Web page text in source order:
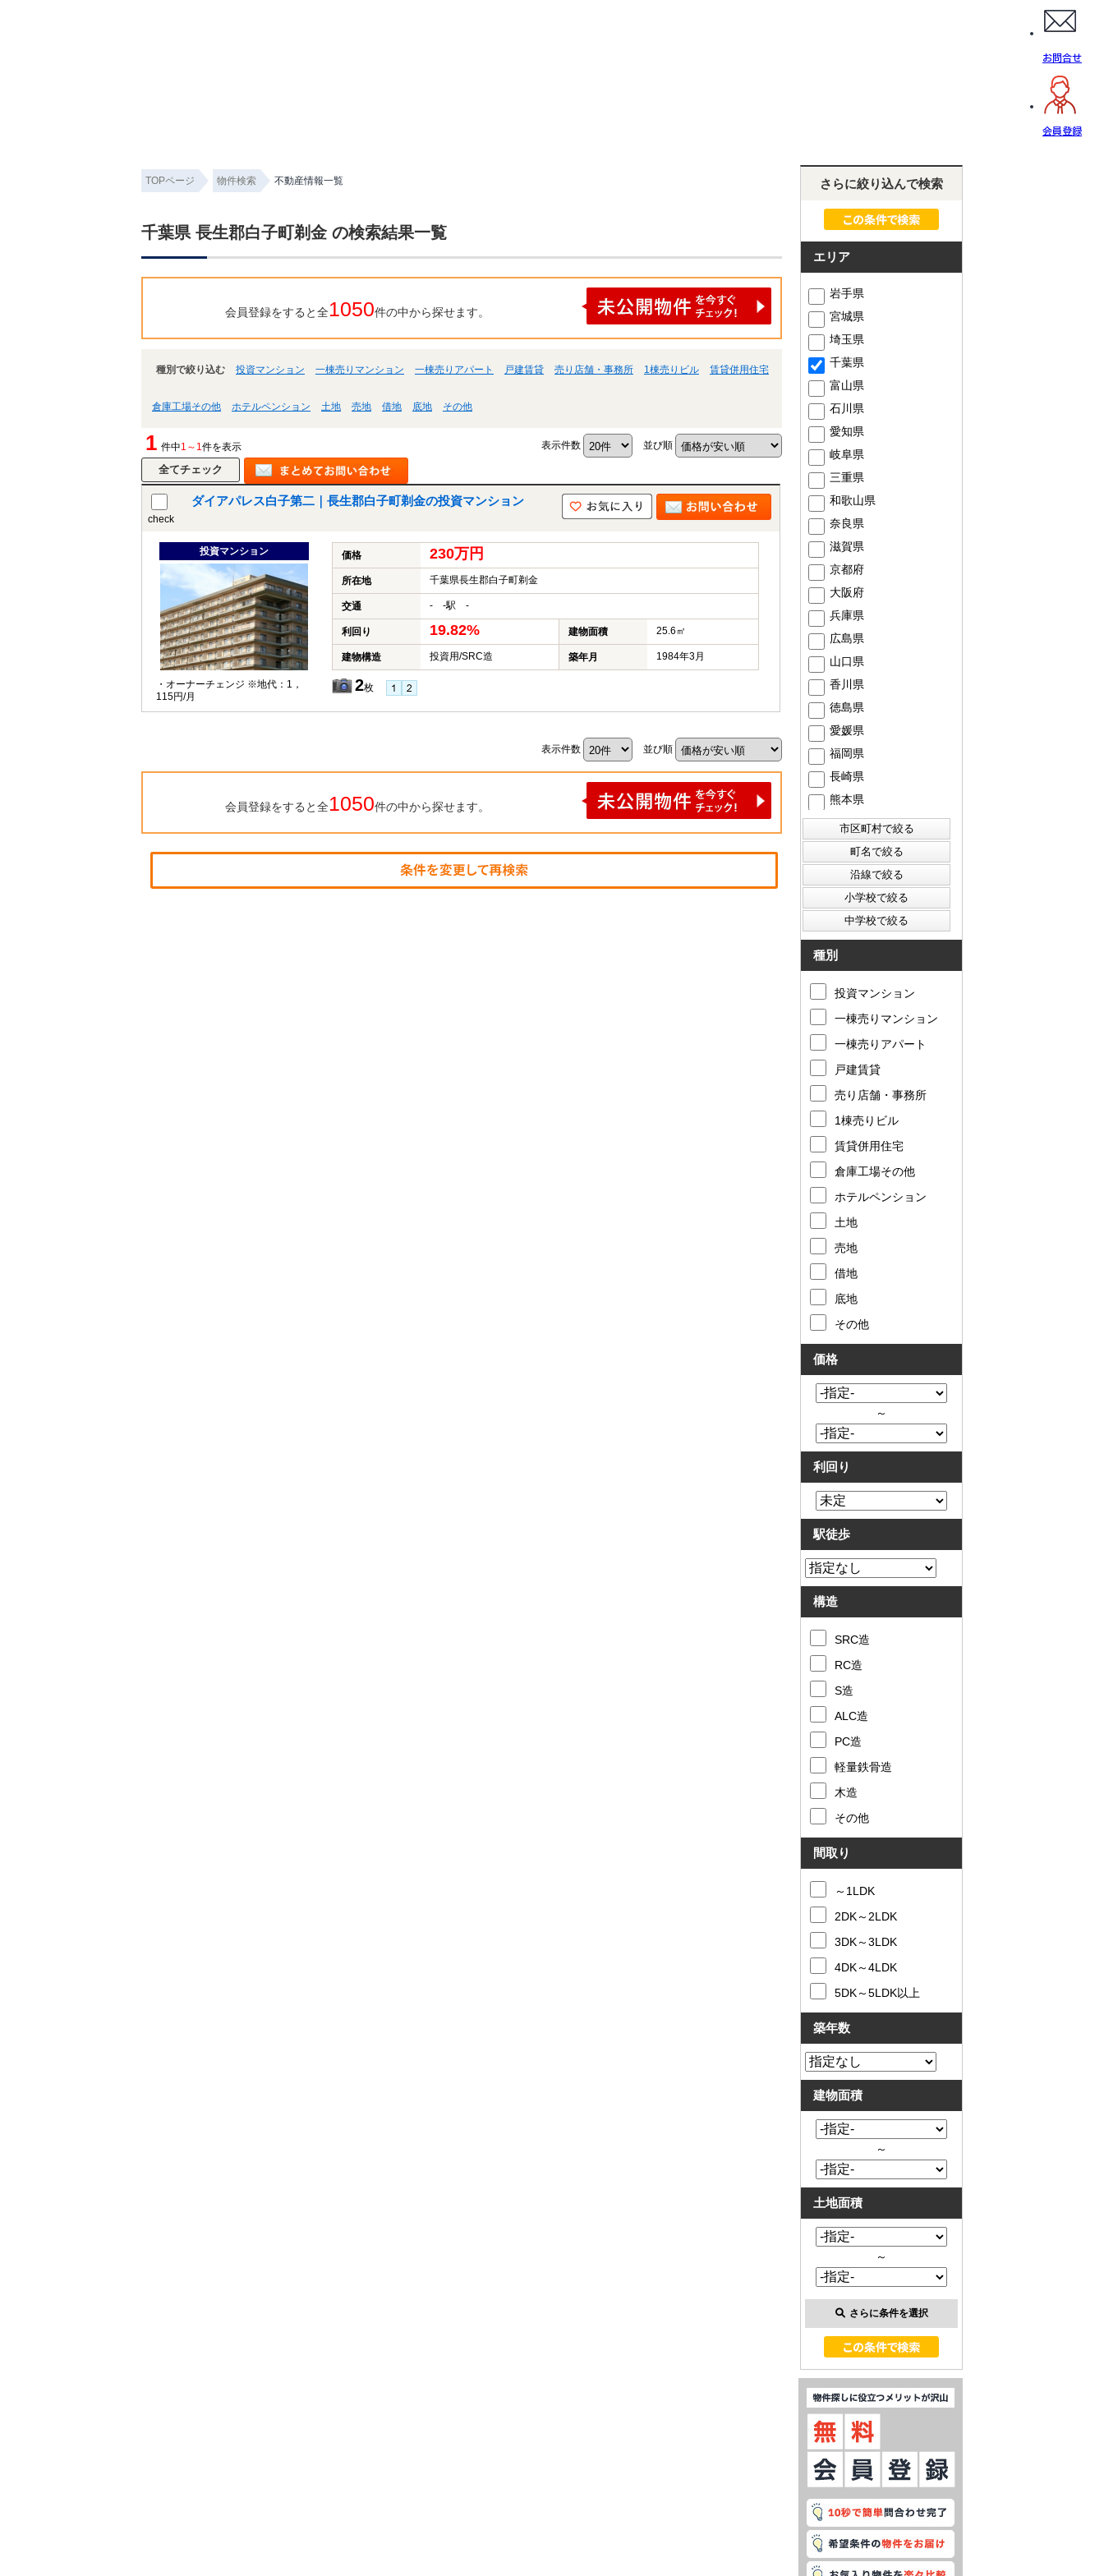
お問合せ
会員登録
TOPページ 物件検索 不動産情報一覧
千葉県 長生郡白子町剃金 の検索結果一覧
会員登録をすると全1050件の中から探せます。
種別で絞り込む 投資マンション 一棟売りマンション 一棟売りアパート 戸建賃貸 売り店舗・事務所 1棟売りビル 賃貸併用住宅
倉庫工場その他 ホテルペンション 土地 売地 借地 底地 その他
1 件中1～1件を表示 表示件数 並び順
check
ダイアパレス白子第二｜長生郡白子町剃金の投資マンション
投資マンション
・オーナーチェンジ ※地代：1，
115円/月
価格 230万円
所在地 千葉県長生郡白子町剃金
交通 - -駅 -
利回り 19.82% 建物面積 25.6㎡
建物構造 投資用/SRC造 築年月 1984年3月
2枚
表示件数 並び順
会員登録をすると全1050件の中から探せます。
さらに絞り込んで検索
エリア
岩手県
宮城県
埼玉県
千葉県
富山県
石川県
愛知県
岐阜県
三重県
和歌山県
奈良県
滋賀県
京都府
大阪府
兵庫県
広島県
山口県
香川県
徳島県
愛媛県
福岡県
長崎県
熊本県
種別
投資マンション
一棟売りマンション
一棟売りアパート
戸建賃貸
売り店舗・事務所
1棟売りビル
賃貸併用住宅
倉庫工場その他
ホテルペンション
土地
売地
借地
底地
その他
価格
～
利回り
駅徒歩
構造
SRC造
RC造
S造
ALC造
PC造
軽量鉄骨造
木造
その他
間取り
～1LDK
2DK～2LDK
3DK～3LDK
4DK～4LDK
5DK～5LDK以上
築年数
建物面積
～
土地面積
～
さらに条件を選択